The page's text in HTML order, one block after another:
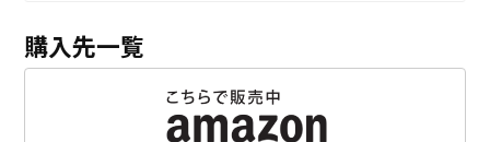
購入先一覧